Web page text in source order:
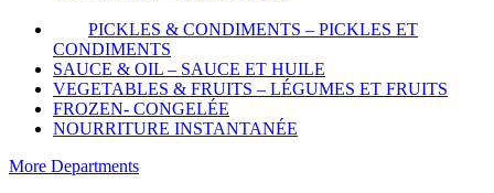
PICKLES & CONDIMENTS – PICKLES ET
CONDIMENTS
SAUCE & OIL – SAUCE ET HUILE
VEGETABLES & FRUITS – LÉGUMES ET FRUITS
FROZEN- CONGELÉE
NOURRITURE INSTANTANÉE
More Departments